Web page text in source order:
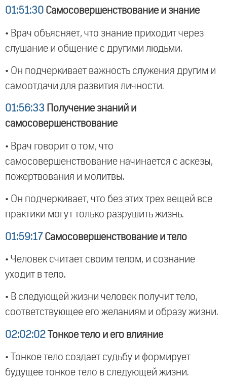
01:51:30 Самосовершенствование и знание
• Врач объясняет, что знание приходит через
слушание и общение с другими людьми.
• Он подчеркивает важность служения другим и
самоотдачи для развития личности.
01:56:33 Получение знаний и
самосовершенствование
• Врач говорит о том, что
самосовершенствование начинается с аскезы,
пожертвования и молитвы.
• Он подчеркивает, что без этих трех вещей все
практики могут только разрушить жизнь.
01:59:17 Самосовершенствование и тело
• Человек считает своим телом, и сознание
уходит в тело.
• В следующей жизни человек получит тело,
соответствующее его желаниям и образу жизни.
02:02:02 Тонкое тело и его влияние
• Тонкое тело создает судьбу и формирует
будущее тонкое тело в следующей жизни.